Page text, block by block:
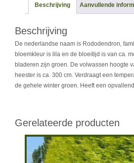
Beschrijving Aanvullende
Beschrijving
De nederlandse naam is Rododendron,
bloemkleur is lila en de bloeitijd is van ca.
bladeren zijn groen. De volwassen hoogte
heester is ca. 300 cm. Verdraagt een
de gehele winter groen. Heeft een
Gerelateerde producten